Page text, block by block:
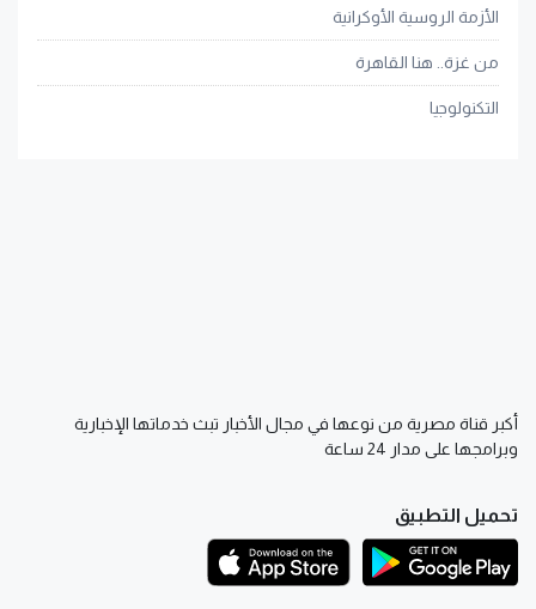
الأزمة الروسية الأوكرانية
من غزة.. هنا القاهرة
التكنولوجيا
أكبر قناة مصرية من نوعها في مجال الأخبار تبث خدماتها الإخبارية
وبرامجها على مدار 24 ساعة
تحميل التطبيق